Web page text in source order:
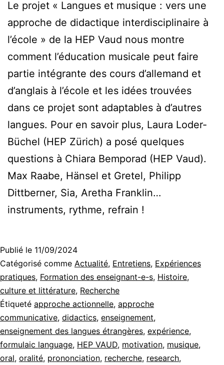
Le projet « Langues et musique : vers une
approche de didactique interdisciplinaire à
l’école » de la HEP Vaud nous montre
comment l’éducation musicale peut faire
partie intégrante des cours d’allemand et
d’anglais à l’école et les idées trouvées
dans ce projet sont adaptables à d’autres
langues. Pour en savoir plus, Laura Loder-
Büchel (HEP Zürich) a posé quelques
questions à Chiara Bemporad (HEP Vaud).
Max Raabe, Hänsel et Gretel, Philipp
Dittberner, Sia, Aretha Franklin…
instruments, rythme, refrain !
Publié le 11/09/2024
Catégorisé comme Actualité, Entretiens, Expériences
pratiques, Formation des enseignant-e-s, Histoire,
culture et littérature, Recherche
Étiqueté approche actionnelle, approche
communicative, didactics, enseignement,
enseignement des langues étrangères, expérience,
formulaic language, HEP VAUD, motivation, musique,
oral, oralité, prononciation, recherche, research,